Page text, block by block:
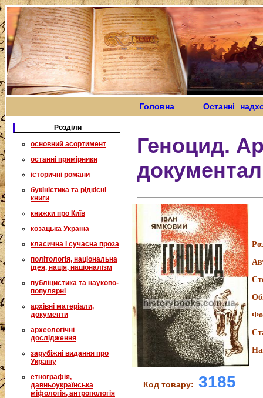
Головна Останні
Розділи
основний асортимент
останні примірники
історичні романи
букіністика та рідкісні
книги
книжки про Київ
козацька Україна
класична і сучасна проза
політологія, національна
ідея, нація, націоналізм
публіцистика та науково-
популярні
архівні матеріали,
документи
археологічні
дослідження
зарубіжні видання про
Україну
етнографія,
давньоукраїнська
міфологія, антропологія
Геноцид.
Код товару: 3185